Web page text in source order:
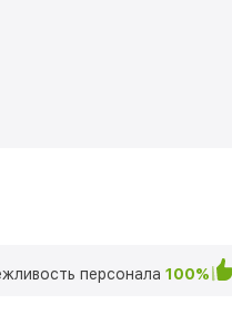
персонала 100%